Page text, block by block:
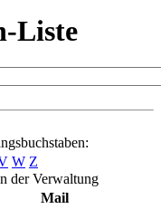
Liste
W Z
der Verwaltung
Mail